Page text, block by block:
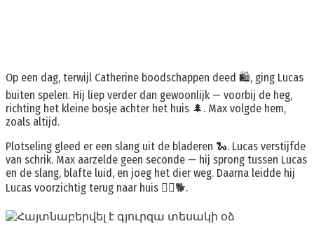
Op een dag, terwijl Catherine boodschappen deed 🛍️, ging Lucas
buiten spelen. Hij liep verder dan gewoonlijk — voorbij de heg,
richting het kleine bosje achter het huis 🌲. Max volgde hem,
zoals altijd.
Plotseling gleed er een slang uit de bladeren 🐍. Lucas verstijfde
van schrik. Max aarzelde geen seconde — hij sprong tussen Lucas
en de slang, blafte luid, en joeg het dier weg. Daarna leidde hij
Lucas voorzichtig terug naar huis 🚶‍♂️🐕.